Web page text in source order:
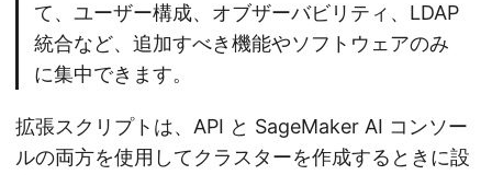
て、ユーザー構成、オブザーバビリティ、LDAP
統合など、追加すべき機能やソフトウェアのみ
に集中できます。
拡張スクリプトは、API と SageMaker AI コンソー
ルの両方を使用してクラスターを作成するときに設